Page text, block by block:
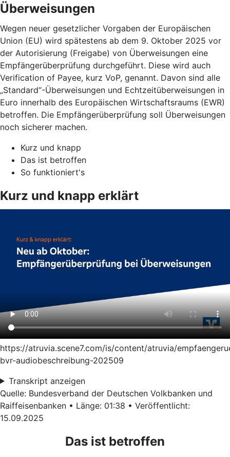
Überweisungen
Wegen neuer gesetzlicher Vorgaben der Europäischen
Union (EU) wird spätestens ab dem 9. Oktober 2025 vor
der Autorisierung (Freigabe) von Überweisungen eine
Empfängerüberprüfung durchgeführt. Diese wird auch
Verification of Payee, kurz VoP, genannt. Davon sind alle
„Standard“-Überweisungen und Echtzeitüberweisungen in
Euro innerhalb des Europäischen Wirtschaftsraums (EWR)
betroffen. Die Empfängerüberprüfung soll Überweisungen
noch sicherer machen.
Kurz und knapp
Das ist betroffen
So funktioniert's
Kurz und knapp erklärt
https://atruvia.scene7.com/is/content/atruvia/
bvr-audiobeschreibung-202509
Transkript anzeigen
Quelle: Bundesverband der Deutschen Volkbanken und
Raiffeisenbanken • Länge: 01:38 • Veröffentlicht:
15.09.2025
Das ist betroffen